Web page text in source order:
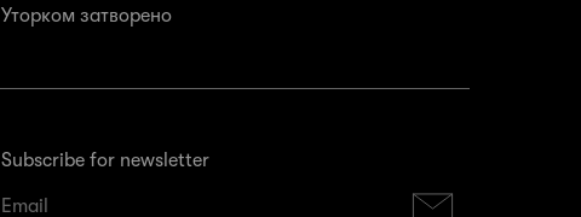
Уторком затворенo
Subscribe for newsletter